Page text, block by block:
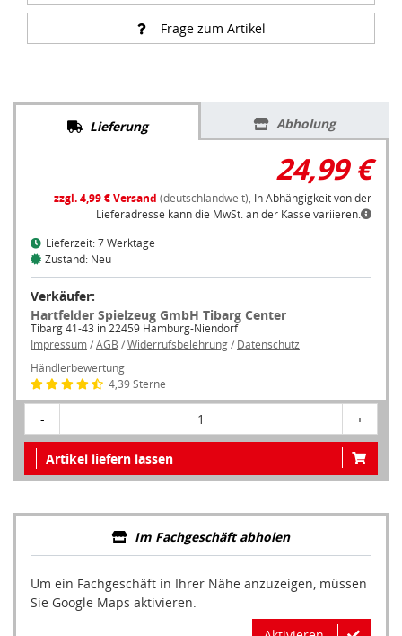
Frage zum Artikel
Lieferung Abholung
24,99 €
zzgl. 4,99 € Versand (deutschlandweit), In Abhängigkeit von der
Lieferadresse kann die MwSt. an der Kasse variieren.
Lieferzeit: 7 Werktage
Zustand: Neu
Verkäufer:
Hartfelder Spielzeug GmbH Tibarg Center
Tibarg 41-43 in 22459 Hamburg-Niendorf
Impressum/AGB /Widerrufsbelehrung/ Datenschutz
Händlerbewertung
4,39 Sterne
- 1 +
Artikel liefern lassen
Im Fachgeschäft abholen
Um ein Fachgeschäft in Ihrer Nähe anzuzeigen, müssen
Sie Google Maps aktivieren.